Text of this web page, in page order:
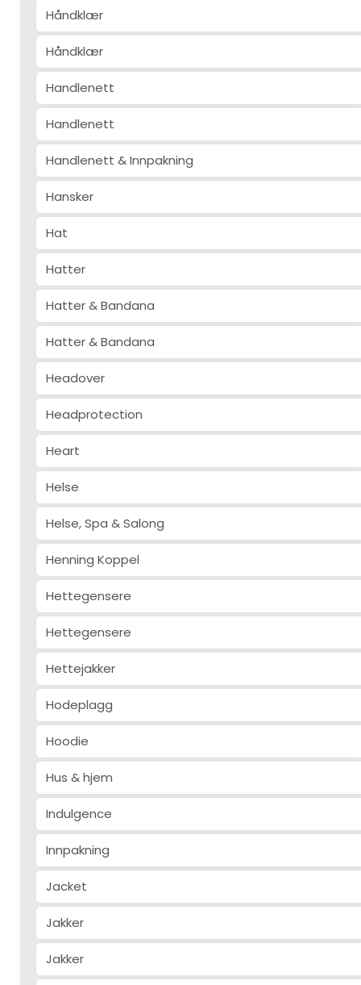
Håndklær
Håndklær
Handlenett
Handlenett
Handlenett & Innpakning
Hansker
Hat
Hatter
Hatter & Bandana
Hatter & Bandana
Headover
Headprotection
Heart
Helse
Helse, Spa & Salong
Henning Koppel
Hettegensere
Hettegensere
Hettejakker
Hodeplagg
Hoodie
Hus & hjem
Indulgence
Innpakning
Jacket
Jakker
Jakker